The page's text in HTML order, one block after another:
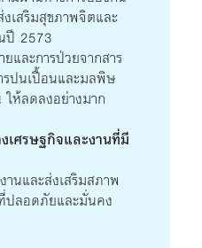
งเสริมสุขภาพจิตและ
ปี 2573
และการป่วยจากสาร
รปนเปื้อนและมลพิษ
ห้ลดลงอย่างมาก
เศรษฐกิจและงานที่มี
นและส่งเสริมสภาพ
ปลอดภัยและมั่นคง